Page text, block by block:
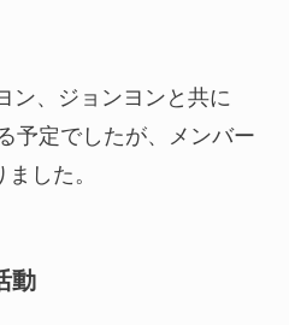
ン、ジョンヨンと共に
予定でしたが、メンバー
した。
動